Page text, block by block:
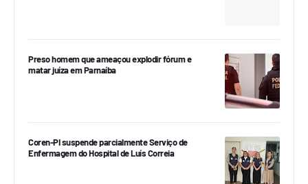
Preso homem que ameaçou explodir fórum e
matar juíza em Parnaíba
Coren-PI suspende parcialmente Serviço de
Enfermagem do Hospital de Luís Correia